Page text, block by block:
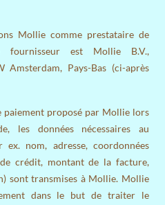
Mollie comme prestataire de
fournisseur est Mollie B.V.,
Amsterdam, Pays-Bas (ci-après
paiement proposé par Mollie lors
les données nécessaires au
nom, adresse, coordonnées
crédit, montant de la facture,
sont transmises à Mollie. Mollie
dans le but de traiter le